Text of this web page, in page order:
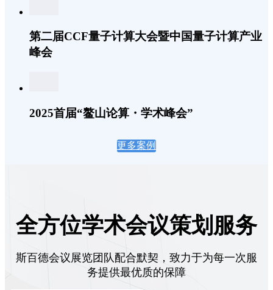
第二届CCF量子计算大会暨中国量子计算产业
峰会
2025首届“鳌山论算・学术峰会”
更多案例
全方位学术会议策划服务
斯百德会议展览团队配合默契，致力于为每一次服
务提供最优质的保障